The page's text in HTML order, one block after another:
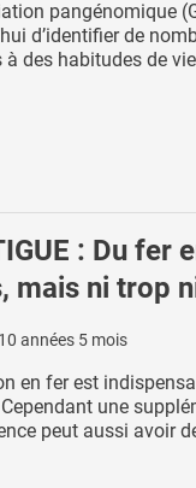
pangénomique
d’identifier de
des habitudes de
: Du fer
mais ni trop
10 années 5 mois
en fer est
une
peut aussi avoir